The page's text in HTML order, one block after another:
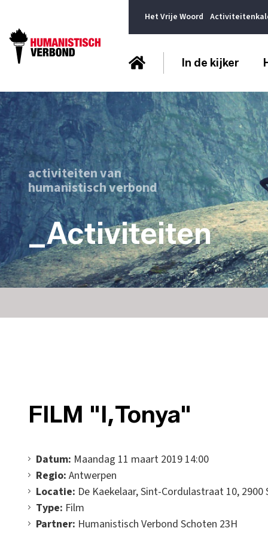
Het Vrije Woord
In de kijker
activiteiten van
humanistisch verbond
_Activiteiten
FILM "I,Tonya"
Datum: Maandag 11 maart 2019 14:00
Regio: Antwerpen
Locatie: De Kaekelaar, Sint-Cordulastraat 10, 2900
Type: Film
Partner: Humanistisch Verbond Schoten 23H